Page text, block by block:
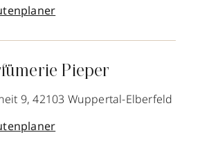
Pieper
9, 42103 Wuppertal-Elberfeld